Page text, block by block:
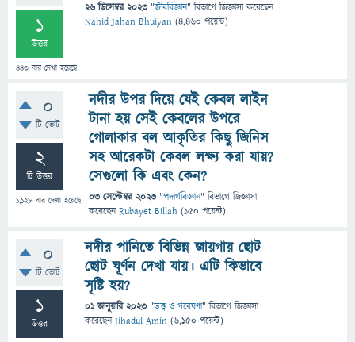
1
উত্তর
443 বার দেখা হয়েছে
26 ডিসেম্বর 2023 "জীববিজ্ঞান" বিভাগে জিজ্ঞাসাকরেছেন
Nahid Jahan Bhuiyan (4,460 পয়েন্ট)
0
টি ভোট
2
টি উত্তর
1,128 বার দেখা হয়েছে
নদীর উপর দিয়ে যেই কেবল লাইন
টানা হয় সেই কেবলের উপরে
গোলাকার বল আকৃতির কিছু জিনিস
সহ আরেকটা কেবল লক্ষ্য করা যায়?
সেগুলো কি এবং কেন?
03 সেপ্টেম্বর 2023 "পদার্থবিজ্ঞান" বিভাগে জিজ্ঞাসা
করেছেনRubayet Billah (150 পয়েন্ট)
0
টি ভোট
1
উত্তর
নদীর পানিতে বিভিন্ন জায়গায় ছোট
ছোট ঘূর্ণন দেখা যায়। এটি কিভাবে
সৃষ্টি হয়?
01 জানুয়ারি 2023 "তত্ত্ব ও গবেষণা" বিভাগে জিজ্ঞাসা
করেছেনJihadul Amin (6,150 পয়েন্ট)